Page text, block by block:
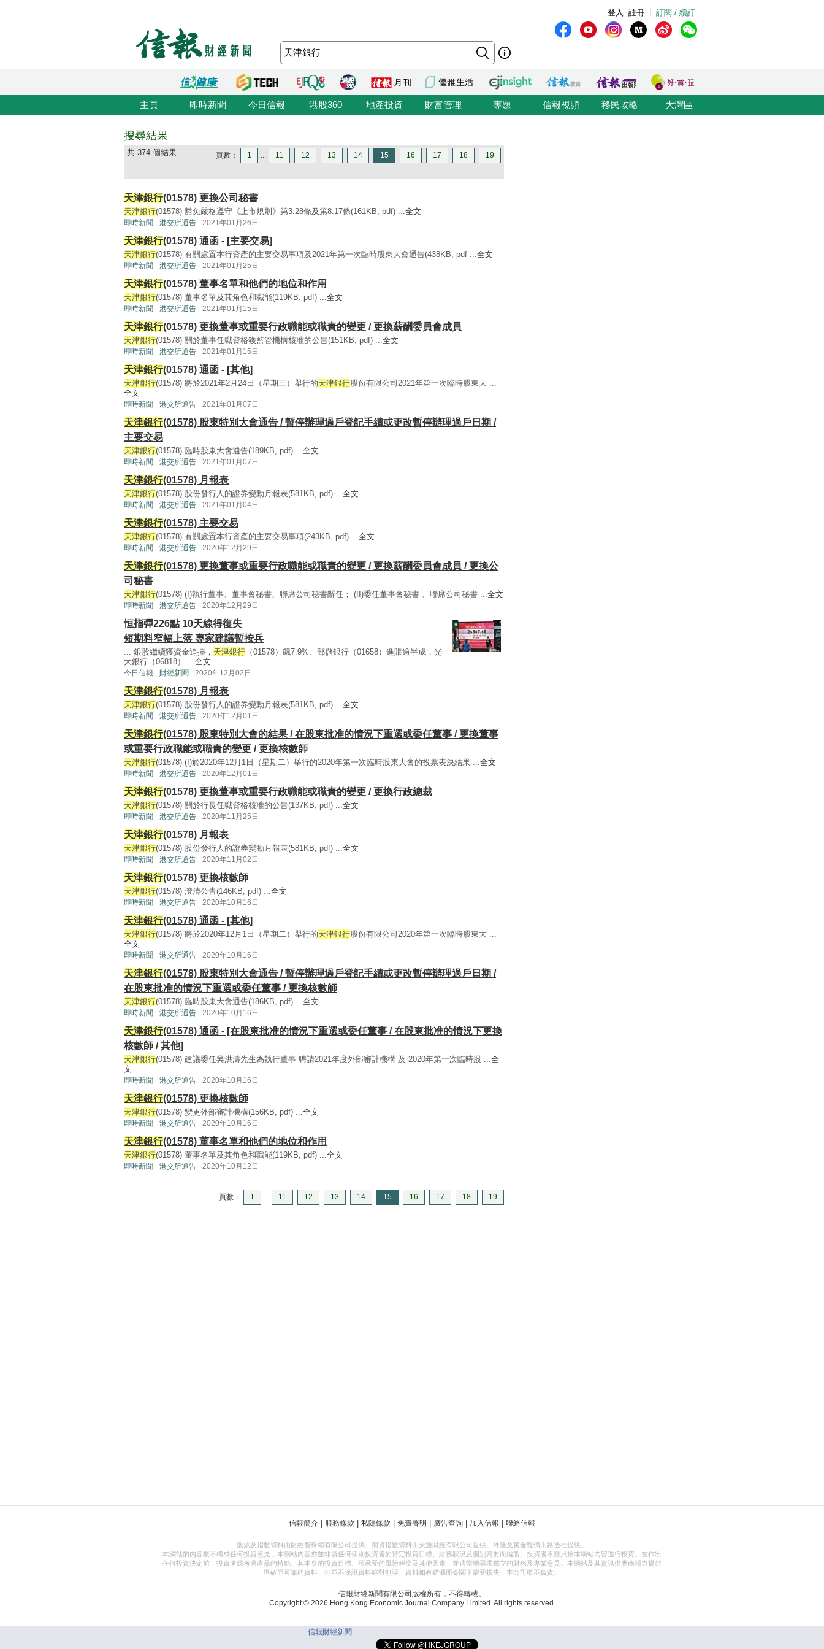
訂閱 / 續訂
註冊
登入
主頁 即時新聞 今日信報 港股360 地產投資 財富管理 專題 信報視頻 移民攻略 大灣區
搜尋結果
共 374 個結果 頁數： 1 ... 11 12 13 14 15 16 17 18 19
天津銀行(01578) 更換公司秘書
天津銀行(01578) 豁免嚴格遵守《上市規則》第3.28條及第8.17條(161KB, pdf) ...全文
即時新聞 港交所通告 2021年01月26日
天津銀行(01578) 通函 - [主要交易]
天津銀行(01578) 有關處置本行資產的主要交易事項及2021年第一次臨時股東大會通告(438KB, pdf ...全文
即時新聞 港交所通告 2021年01月25日
天津銀行(01578) 董事名單和他們的地位和作用
天津銀行(01578) 董事名單及其角色和職能(119KB, pdf) ...全文
即時新聞 港交所通告 2021年01月15日
天津銀行(01578) 更換董事或重要行政職能或職責的變更 / 更換薪酬委員會成員
天津銀行(01578) 關於董事任職資格獲監管機構核准的公告(151KB, pdf) ...全文
即時新聞 港交所通告 2021年01月15日
天津銀行(01578) 通函 - [其他]
天津銀行(01578) 將於2021年2月24日（星期三）舉行的天津銀行股份有限公司2021年第一次臨時股東大 ...
全文
即時新聞 港交所通告 2021年01月07日
天津銀行(01578) 股東特別大會通告 / 暫停辦理過戶登記手續或更改暫停辦理過戶日期 /
主要交易
天津銀行(01578) 臨時股東大會通告(189KB, pdf) ...全文
即時新聞 港交所通告 2021年01月07日
天津銀行(01578) 月報表
天津銀行(01578) 股份發行人的證券變動月報表(581KB, pdf) ...全文
即時新聞 港交所通告 2021年01月04日
天津銀行(01578) 主要交易
天津銀行(01578) 有關處置本行資產的主要交易事項(243KB, pdf) ...全文
即時新聞 港交所通告 2020年12月29日
天津銀行(01578) 更換董事或重要行政職能或職責的變更 / 更換薪酬委員會成員 / 更換公
司秘書
天津銀行(01578) (I)執行董事、董事會秘書、聯席公司秘書辭任； (II)委任董事會秘書 、聯席公司秘書 ...全文
即時新聞 港交所通告 2020年12月29日
恒指彈226點 10天線得復失
短期料窄幅上落 專家建議暫按兵
... 銀股繼續獲資金追捧， 天津銀行 （01578）飆7.9%、郵儲銀行（01658）進賬逾半成，光
大銀行（06818） ...全文
今日信報 財經新聞 2020年12月02日
天津銀行(01578) 月報表
天津銀行(01578) 股份發行人的證券變動月報表(581KB, pdf) ...全文
即時新聞 港交所通告 2020年12月01日
天津銀行(01578) 股東特別大會的結果 / 在股東批准的情況下重選或委任董事 / 更換董事
或重要行政職能或職責的變更 / 更換核數師
天津銀行(01578) (I)於2020年12月1日（星期二）舉行的2020年第一次臨時股東大會的投票表決結果 ...全文
即時新聞 港交所通告 2020年12月01日
天津銀行(01578) 更換董事或重要行政職能或職責的變更 / 更換行政總裁
天津銀行(01578) 關於行長任職資格核准的公告(137KB, pdf) ...全文
即時新聞 港交所通告 2020年11月25日
天津銀行(01578) 月報表
天津銀行(01578) 股份發行人的證券變動月報表(581KB, pdf) ...全文
即時新聞 港交所通告 2020年11月02日
天津銀行(01578) 更換核數師
天津銀行(01578) 澄清公告(146KB, pdf) ...全文
即時新聞 港交所通告 2020年10月16日
天津銀行(01578) 通函 - [其他]
天津銀行(01578) 將於2020年12月1日（星期二）舉行的天津銀行股份有限公司2020年第一次臨時股東大 ...
全文
即時新聞 港交所通告 2020年10月16日
天津銀行(01578) 股東特別大會通告 / 暫停辦理過戶登記手續或更改暫停辦理過戶日期 /
在股東批准的情況下重選或委任董事 / 更換核數師
天津銀行(01578) 臨時股東大會通告(186KB, pdf) ...全文
即時新聞 港交所通告 2020年10月16日
天津銀行(01578) 通函 - [在股東批准的情況下重選或委任董事 / 在股東批准的情況下更換
核數師 / 其他]
天津銀行(01578) 建議委任吳洪濤先生為執行董事 聘請2021年度外部審計機構 及 2020年第一次臨時股 ...全
文
即時新聞 港交所通告 2020年10月16日
天津銀行(01578) 更換核數師
天津銀行(01578) 變更外部審計機構(156KB, pdf) ...全文
即時新聞 港交所通告 2020年10月16日
天津銀行(01578) 董事名單和他們的地位和作用
天津銀行(01578) 董事名單及其角色和職能(119KB, pdf) ...全文
即時新聞 港交所通告 2020年10月12日
頁數： 1 ... 11 12 13 14 15 16 17 18 19
信報簡介 服務條款 私隱條款 免責聲明 廣告查詢 加入信報 聯絡信報
股票及指數資料由財經智珠網有限公司提供。期貨指數資料由天滙財經有限公司提供。外滙及黃金報價由路透社提供。
本網站的內容概不構成任何投資意見，本網站內容亦並非就任何個別投資者的特定投資目標、財務狀況及個別需要而編製。投資者不應只按本網站內容進行投資。在作出
任何投資決定前，投資者應考慮產品的特點、其本身的投資目標、可承受的風險程度及其他因素，並適當地尋求獨立的財務及專業意見。本網站及其資訊供應商竭力提供
準確而可靠的資料，但並不保證資料絕對無誤，資料如有錯漏而令閣下蒙受損失，本公司概不負責。
信報財經新聞有限公司版權所有，不得轉載。
Copyright © 2026 Hong Kong Economic Journal Company Limited. All rights reserved.
信報財經新聞